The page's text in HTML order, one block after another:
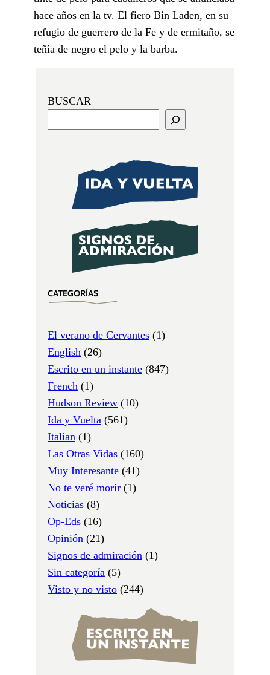
hace años en la tv. El fiero Bin Laden, en su
refugio de guerrero de la Fe y de ermitaño, se
teñía de negro el pelo y la barba.
BUSCAR
CATEGORÍAS
El verano de Cervantes (1)
English (26)
Escrito en un instante (847)
French (1)
Hudson Review (10)
Ida y Vuelta (561)
Italian (1)
Las Otras Vidas (160)
Muy Interesante (41)
No te veré morir (1)
Noticias (8)
Op-Eds (16)
Opinión (21)
Signos de admiración (1)
Sin categoría (5)
Visto y no visto (244)